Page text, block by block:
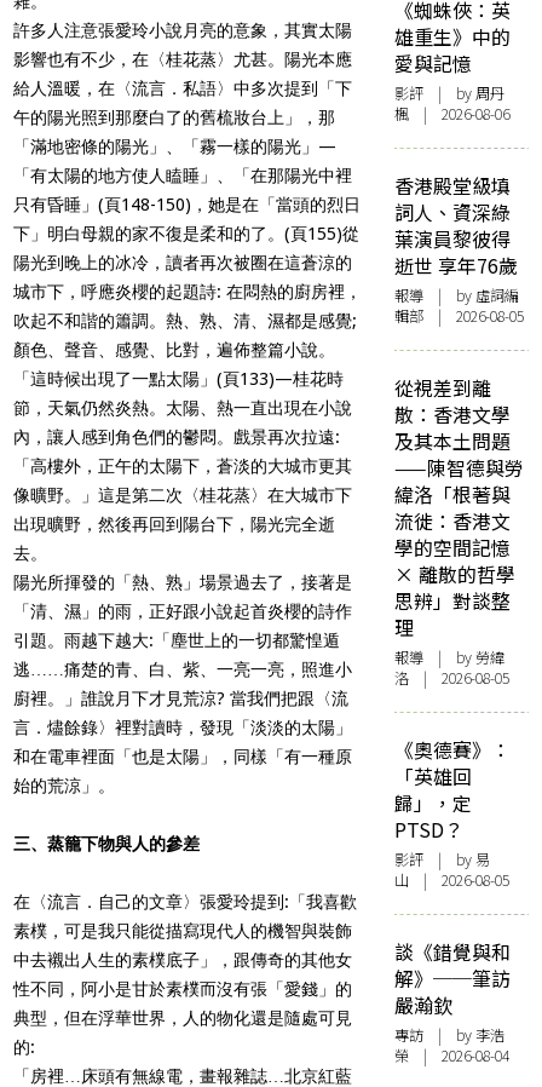
許多人注意張愛玲小說月亮的意象，其實太陽
影響也有不少，在〈桂花蒸〉尤甚。陽光本應
給人溫暖，在〈流言．私語〉中多次提到「下
午的陽光照到那麼白了的舊梳妝台上」，那
「滿地密條的陽光」、「霧一樣的陽光」—
「有太陽的地方使人瞌睡」、「在那陽光中裡
只有昏睡」(頁148-150)，她是在「當頭的烈日
下」明白母親的家不復是柔和的了。(頁155)從
陽光到晚上的冰冷，讀者再次被圈在這蒼涼的
城市下，呼應炎櫻的起題詩: 在悶熱的廚房裡，
吹起不和諧的簫調。熱、熟、清、濕都是感覺;
顏色、聲音、感覺、比對，遍佈整篇小說。
「這時候出現了一點太陽」(頁133)—桂花時
節，天氣仍然炎熱。太陽、熱一直出現在小說
內，讓人感到角色們的鬱悶。戲景再次拉遠:
「高樓外，正午的太陽下，蒼淡的大城市更其
像曠野。」這是第二次〈桂花蒸〉在大城市下
出現曠野，然後再回到陽台下，陽光完全逝
去。
陽光所揮發的「熱、熟」場景過去了，接著是
「清、濕」的雨，正好跟小說起首炎櫻的詩作
引題。雨越下越大:「塵世上的一切都驚惶遁
逃……痛楚的青、白、紫、一亮一亮，照進小
廚裡。」誰說月下才見荒涼? 當我們把跟〈流
言．燼餘錄〉裡對讀時，發現「淡淡的太陽」
和在電車裡面「也是太陽」，同樣「有一種原
始的荒涼」。
三、蒸籠下物與人的參差
在〈流言．自己的文章〉張愛玲提到:「我喜歡
素樸，可是我只能從描寫現代人的機智與裝飾
中去襯出人生的素樸底子」，跟傳奇的其他女
性不同，阿小是甘於素樸而沒有張「愛錢」的
典型，但在浮華世界，人的物化還是隨處可見
的:
「房裡…床頭有無線電，畫報雜誌…北京紅藍
《蜘蛛俠：英
雄重生》中的
愛與記憶
影評 | by周丹
楓 | 2026-08-06
香港殿堂級填
詞人、資深綠
葉演員黎彼得
逝世 享年76歲
報導 | by 虛詞編
輯部 | 2026-08-05
從視差到離
散：香港文學
及其本土問題
——陳智德與勞
緯洛「根著與
流徙：香港文
學的空間記憶
× 離散的哲學
思辨」對談整
理
報導 | by 勞緯
洛 | 2026-08-05
《奧德賽》：
「英雄回
歸」，定
PTSD？
影評 | by 易
山 | 2026-08-05
談《錯覺與和
解》──筆訪
嚴瀚欽
專訪 | by 李浩
榮 | 2026-08-04